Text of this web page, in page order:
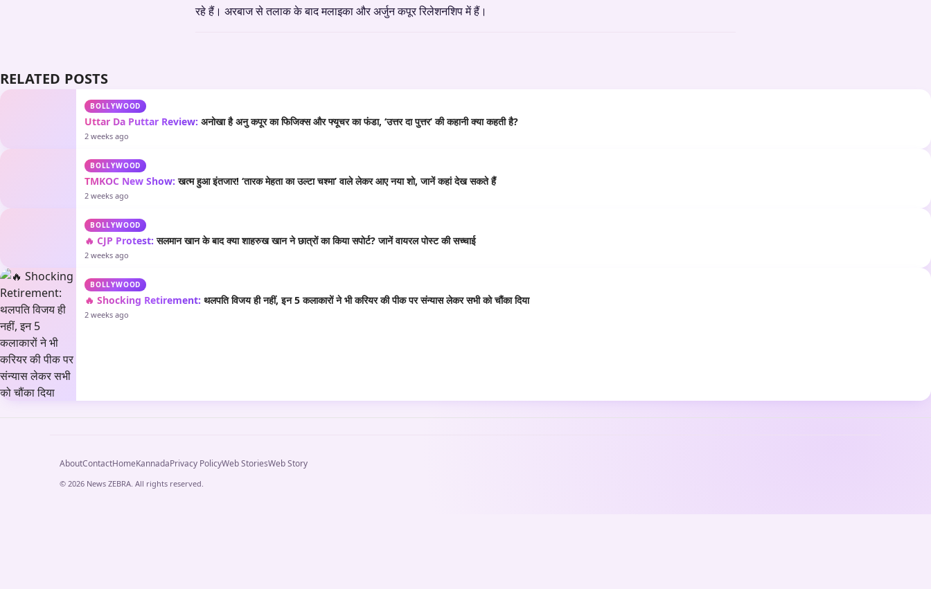
रहे हैं। अरबाज से तलाक के बाद मलाइका और अर्जुन कपूर रिलेशनशिप में हैं।
RELATED POSTS
BOLLYWOOD
Uttar Da Puttar Review: अनोखा है अनु कपूर का फिजिक्स और फ्यूचर का फंडा, ‘उत्तर दा पुत्तर’ की कहानी क्या कहती है?
2 weeks ago
BOLLYWOOD
TMKOC New Show: खत्म हुआ इंतजार! ‘तारक मेहता का उल्टा चश्मा’ वाले लेकर आए नया शो, जानें कहां देख सकते हैं
2 weeks ago
BOLLYWOOD
🔥 CJP Protest: सलमान खान के बाद क्या शाहरुख खान ने छात्रों का किया सपोर्ट? जानें वायरल पोस्ट की सच्चाई
2 weeks ago
BOLLYWOOD
🔥 Shocking Retirement: थलपति विजय ही नहीं, इन 5 कलाकारों ने भी करियर की पीक पर संन्यास लेकर सभी को चौंका दिया
2 weeks ago
AboutContactHomeKannadaPrivacy PolicyWeb StoriesWeb Story
© 2026 News ZEBRA. All rights reserved.